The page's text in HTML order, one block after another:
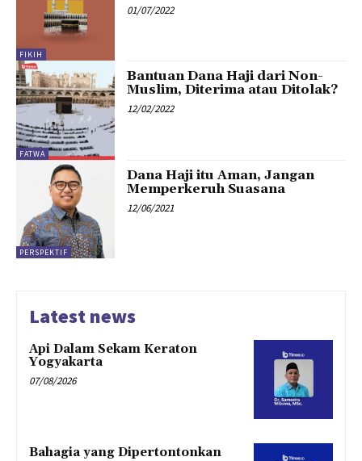
FIKIH
01/07/2022
FATWA
Bantuan Dana Haji dari Non-
Muslim, Diterima atau Ditolak?
12/02/2022
PERSPEKTIF
Dana Haji itu Aman, Jangan
Memperkeruh Suasana
12/06/2021
Latest news
Api Dalam Sekam Keraton
Yogyakarta
07/08/2026
Bahagia yang Dipertontonkan